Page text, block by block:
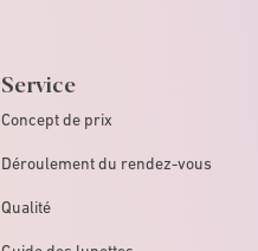
Service
Concept de prix
Déroulement du rendez-vous
Qualité